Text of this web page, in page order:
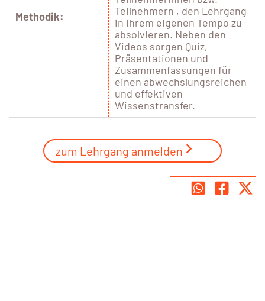
Methodik:
Teilnehmern , den Lehrgang
in ihrem eigenen Tempo zu
absolvieren. Neben den
Videos sorgen Quiz,
Präsentationen und
Zusammenfassungen für
einen abwechslungsreichen
und effektiven
Wissenstransfer.
zum Lehrgang anmelden